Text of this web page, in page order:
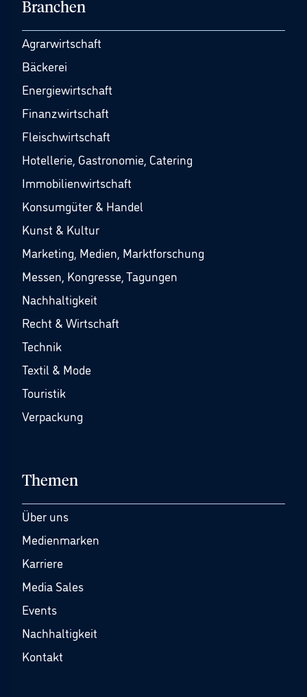
Branchen
Agrarwirtschaft
Bäckerei
Energiewirtschaft
Finanzwirtschaft
Fleischwirtschaft
Hotellerie, Gastronomie, Catering
Immobilienwirtschaft
Konsumgüter & Handel
Kunst & Kultur
Marketing, Medien, Marktforschung
Messen, Kongresse, Tagungen
Nachhaltigkeit
Recht & Wirtschaft
Technik
Textil & Mode
Touristik
Verpackung
Themen
Über uns
Medienmarken
Karriere
Media Sales
Events
Nachhaltigkeit
Kontakt